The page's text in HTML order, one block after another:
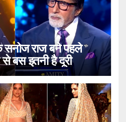
सनोज राज बने पहले
बस इतनी है दूरी